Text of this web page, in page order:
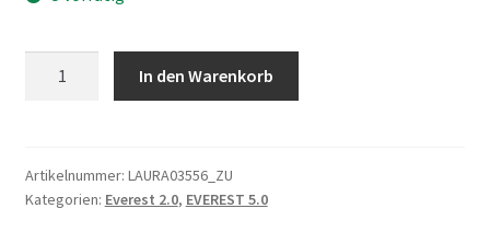
MTB
C-
In den Warenkorb
Artikelnummer: LAURA03556_ZU
Kategorien: Everest 2.0, EVEREST 5.0